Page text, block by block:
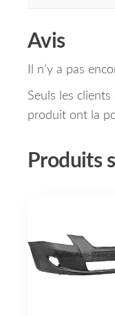
Avis
Il n’y a pas
Seuls les
produit ont la
Produits